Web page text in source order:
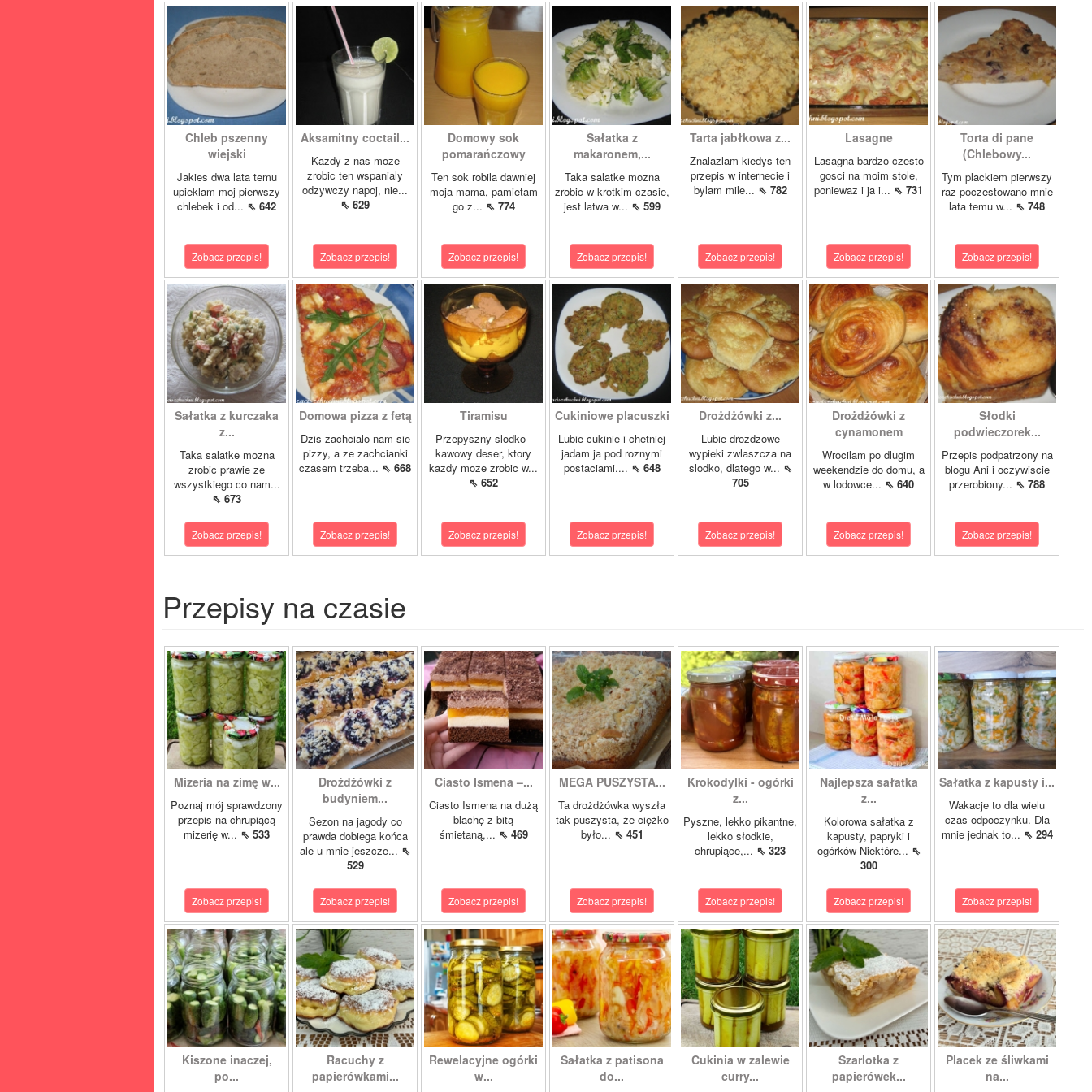
Chleb pszenny
wiejski
Jakies dwa lata temu
upieklam moj pierwszy
chlebek i od... ⇖ 642
Zobacz przepis!
Aksamitny coctail...
Kazdy z nas moze
zrobic ten wspanialy
odzywczy napoj, nie...
⇖ 629
Zobacz przepis!
Domowy sok
pomarańczowy
Ten sok robila dawniej
moja mama, pamietam
go z... ⇖ 774
Zobacz przepis!
Sałatka z
makaronem,...
Taka salatke mozna
zrobic w krotkim czasie,
jest latwa w... ⇖ 599
Zobacz przepis!
Tarta jabłkowa z...
Znalazlam kiedys ten
przepis w internecie i
bylam mile... ⇖ 782
Zobacz przepis!
Lasagne
Lasagna bardzo czesto
gosci na moim stole,
poniewaz i ja i... ⇖ 731
Zobacz przepis!
Torta di pane
(Chlebowy...
Tym plackiem pierwszy
raz poczestowano mnie
lata temu w... ⇖ 748
Zobacz przepis!
Sałatka z kurczaka
z...
Taka salatke mozna
zrobic prawie ze
wszystkiego co nam...
⇖ 673
Zobacz przepis!
Domowa pizza z fetą
Dzis zachcialo nam sie
pizzy, a ze zachcianki
czasem trzeba... ⇖ 668
Zobacz przepis!
Tiramisu
Przepyszny slodko -
kawowy deser, ktory
kazdy moze zrobic w...
⇖ 652
Zobacz przepis!
Cukiniowe placuszki
Lubie cukinie i chetniej
jadam ja pod roznymi
postaciami.... ⇖ 648
Zobacz przepis!
Drożdżówki z...
Lubie drozdzowe
wypieki zwlaszcza na
slodko, dlatego w... ⇖
705
Zobacz przepis!
Drożdżówki z
cynamonem
Wrocilam po dlugim
weekendzie do domu, a
w lodowce... ⇖ 640
Zobacz przepis!
Słodki
podwieczorek...
Przepis podpatrzony na
blogu Ani i oczywiscie
przerobiony... ⇖ 788
Zobacz przepis!
Przepisy na czasie
Mizeria na zimę w...
Poznaj mój sprawdzony
przepis na chrupiącą
mizerię w... ⇖ 533
Zobacz przepis!
Drożdżówki z
budyniem...
Sezon na jagody co
prawda dobiega końca
ale u mnie jeszcze... ⇖
529
Zobacz przepis!
Ciasto Ismena –...
Ciasto Ismena na dużą
blachę z bitą
śmietaną,... ⇖ 469
Zobacz przepis!
MEGA PUSZYSTA...
Ta drożdżówka wyszła
tak puszysta, że ciężko
było... ⇖ 451
Zobacz przepis!
Krokodylki - ogórki
z...
Pyszne, lekko pikantne,
lekko słodkie,
chrupiące,... ⇖ 323
Zobacz przepis!
Najlepsza sałatka
z...
Kolorowa sałatka z
kapusty, papryki i
ogórków Niektóre... ⇖
300
Zobacz przepis!
Sałatka z kapusty i...
Wakacje to dla wielu
czas odpoczynku. Dla
mnie jednak to... ⇖ 294
Zobacz przepis!
Kiszone inaczej,
po...
Racuchy z
papierówkami...
Rewelacyjne ogórki
w...
Sałatka z patisona
do...
Cukinia w zalewie
curry...
Szarlotka z
papierówek...
Placek ze śliwkami
na...